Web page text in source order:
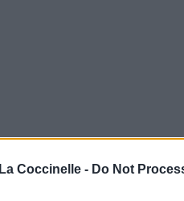
La Coccinelle - Do Not